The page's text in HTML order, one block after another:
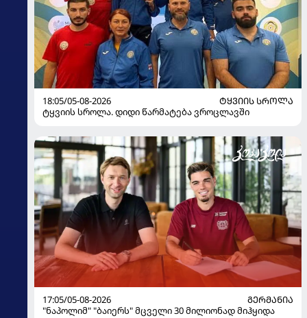
18:05/05-08-2026
ᲢᲧᲕᲘᲘᲡ ᲡᲠᲝᲚᲐ
ტყვიის სროლა. დიდი წარმატება ვროცლავში
17:05/05-08-2026
ᲒᲔᲠᲛᲐᲜᲘᲐ
"ნაპოლიმ" "ბაიერს" მცველი 30 მილიონად მიჰყიდა